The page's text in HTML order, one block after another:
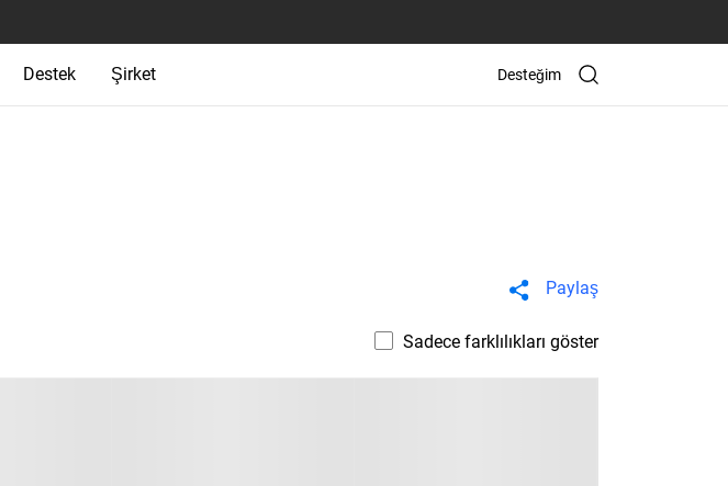
Destek Şirket Desteğim
Paylaş
Sadece farklılıkları göster